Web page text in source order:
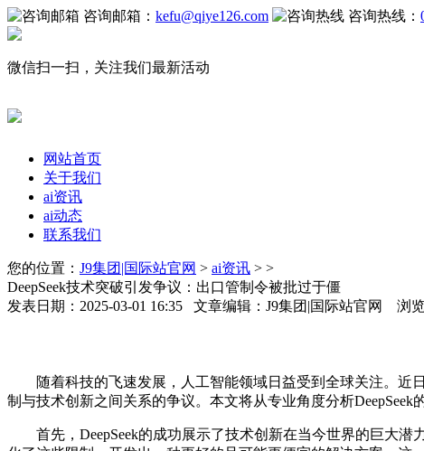
咨询邮箱： kefu@qiye126.com 咨询热线：
微信扫一扫，关注我们最新活动
网站首页
关于我们
ai资讯
ai动态
联系我们
您的位置： J9集团|国际站官网 > ai资讯 > >
DeepSeek技术突破引发争议：出口管制令被批过于僵
发表日期：2025-03-01 16:35 文章编辑：J9集团|国际站官网 浏
随着科技的飞速发展，人工智能领域日益受到全球关注。近日
制与技术创新之间关系的争议。本文将从专业角度分析
首先，DeepSeek的成功展示了技术创新在当今世界的巨大潜